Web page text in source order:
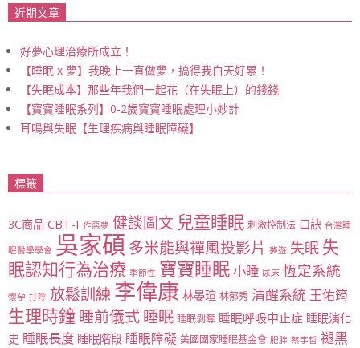
近期文章
好夢心理治療所成立！
【睡眠 x 夢】我晚上一直做夢，搞得我白天好累！
【失眠成本】那些年我們一起花（在失眠上）的錢錢
【寶寶睡眠系列】0-2歲寶寶睡眠處理小妙計
耳鳴與失眠【生理疾病與睡眠障礙】
標籤
3C商品 CBT-I 作惡夢 健談圖文 兒童睡眠 刺激控制法 口訣 台灣睡
眠醫學學會 吳家碩 多米能與禪風投影片 夢遊 失眠 失
眠認知行為治療 季節性 寶寶睡眠小睡 尿床 恆定系統
懷孕 打呼 放鬆訓練 李偉康 林晏瑄 林郁秀 清醒系統 王佑筠
生理時鐘睡前儀式睡眠 睡眠剝奪 睡眠呼吸中止症 睡眠演化
史 睡眠長度 睡眠階段 睡眠障礙 美國國家睡眠基金會 肥胖 蔡宇哲 褪黑